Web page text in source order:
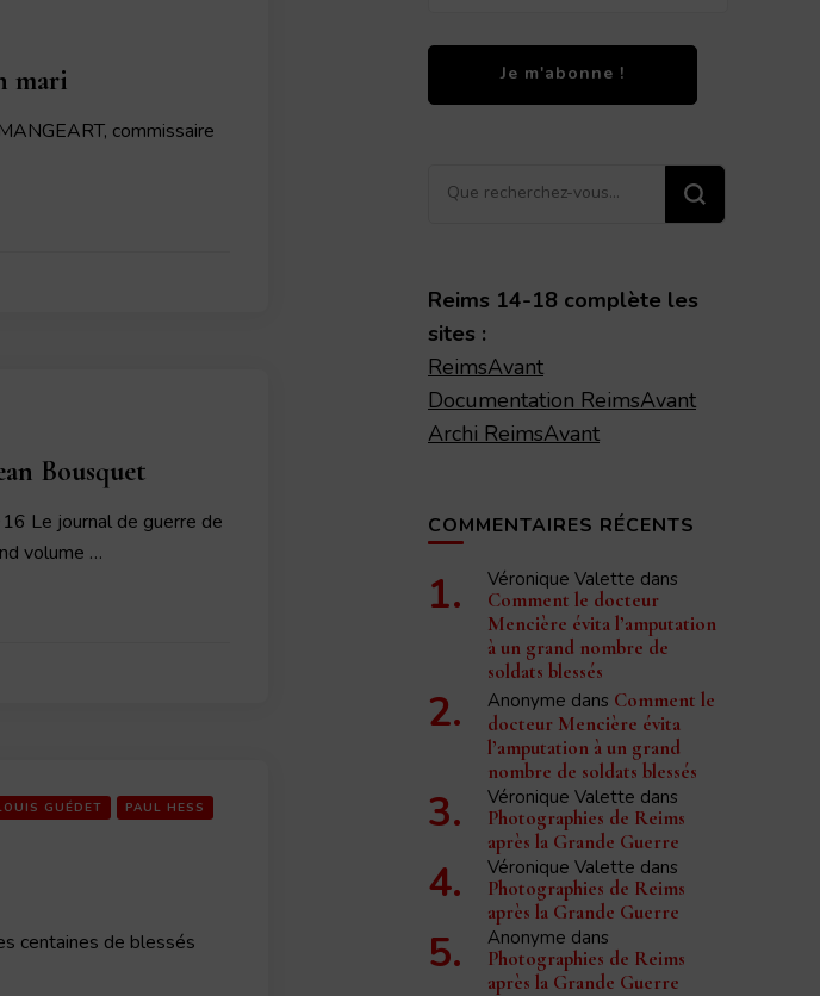
mari
commissaire
Bousquet
Le journal de guerre de
volume …
GUÉDET
PAUL HESS
centaines de blessés
Vous
Reims 14-18 complète les
sites :
ReimsAvant
Documentation ReimsAvant
Archi ReimsAvant
COMMENTAIRES RÉCENTS
Véronique Valette dans
Comment le docteur
Mencière évita l’amputation
à un grand nombre de
soldats blessés
Anonyme dans Comment le
docteur Mencière évita
l’amputation à un grand
nombre de soldats blessés
Véronique Valette dans
Photographies de Reims
après la Grande Guerre
Véronique Valette dans
Photographies de Reims
après la Grande Guerre
Anonyme dans
Photographies de Reims
après la Grande Guerre